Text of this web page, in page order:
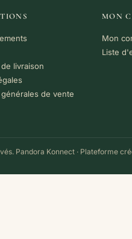
livraison
de vente
MON
Mon
Liste
Pandora Konnect· Plateforme